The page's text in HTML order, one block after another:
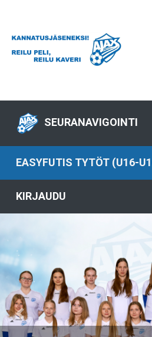
SEURANAVIGOINTI
EASYFUTIS TYTÖT (U16-
KIRJAUDU
Previous